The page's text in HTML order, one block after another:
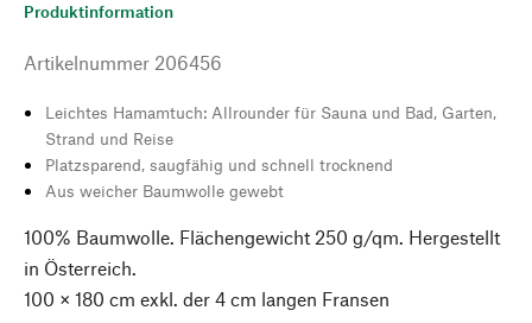
Produktinformation
Artikelnummer 206456
Leichtes Hamamtuch: Allrounder für Sauna und Bad, Garten,
Strand und Reise
Platzsparend, saugfähig und schnell trocknend
Aus weicher Baumwolle gewebt
100% Baumwolle. Flächengewicht 250 g/qm. Hergestellt
in Österreich.
100 × 180 cm exkl. der 4 cm langen Fransen